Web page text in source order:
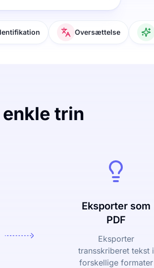
Oversættelse
trin
Eksporter som
PDF
Eksporter
transskriberet tekst i
forskellige formater